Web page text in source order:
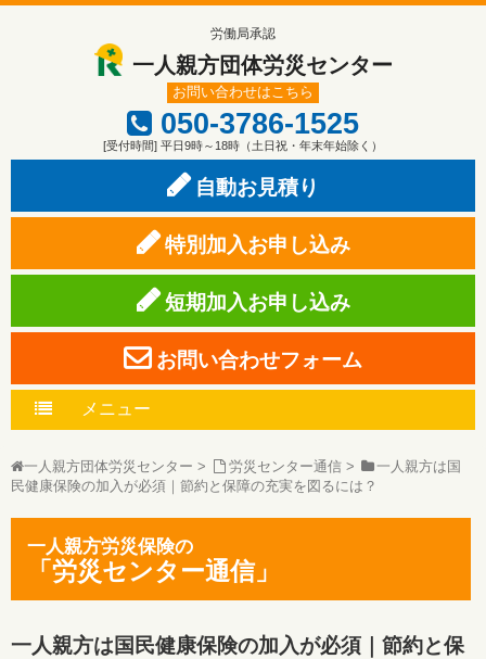
労働局承認
一人親方団体労災センター
お問い合わせはこちら
050-3786-1525
[受付時間] 平日9時～18時（土日祝・年末年始除く）
自動お見積り
特別加入お申し込み
短期加入お申し込み
お問い合わせフォーム
メニュー
一人親方団体労災センター > 労災センター通信>
一人親方は国
民健康保険の加入が必須｜節約と保障の充実を図るには？
一人親方労災保険の
「労災センター通信」
一人親方は国民健康保険の加入が必須｜節約と保